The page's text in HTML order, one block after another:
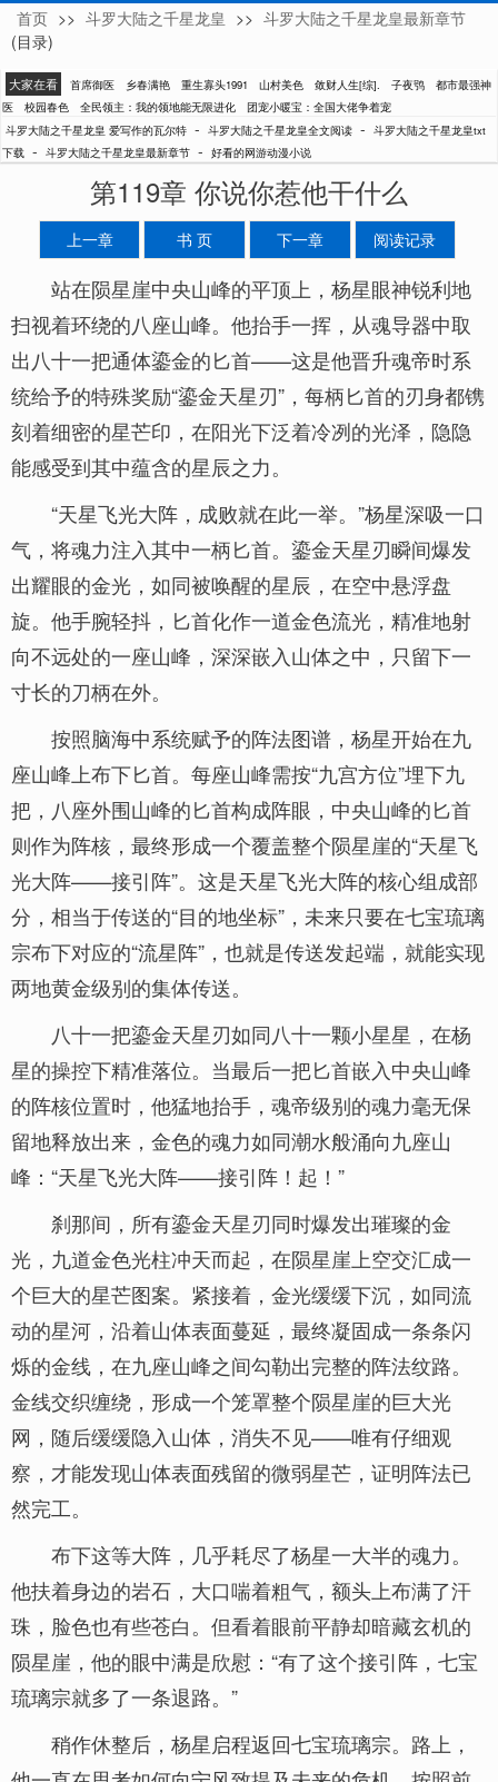
爱写作的瓦尔特
首页 >> 斗罗大陆之千星龙皇 >> 斗罗大陆之千星龙皇最新章节
(目录)
大家在看 首席御医 乡春满艳 重生寡头1991 山村美色 敛财人生[综]. 子夜鸮
都市最强神
医
校园春色 全民领主：我的领地能无限进化
团宠小暖宝：全国大佬争着宠
斗罗大陆之千星龙皇 爱写作的瓦尔特 - 斗罗大陆之千星龙皇全文阅读 - 斗罗大陆之千星龙皇txt
下载 - 斗罗大陆之千星龙皇最新章节 - 好看的网游动漫小说
第119章 你说你惹他干什么
上一章 书 页 下一章 阅读记录
站在陨星崖中央山峰的平顶上，杨星眼神锐利地
扫视着环绕的八座山峰。他抬手一挥，从魂导器中取
出八十一把通体鎏金的匕首——这是他晋升魂帝时系
统给予的特殊奖励“鎏金天星刃”，每柄匕首的刃身都镌
刻着细密的星芒印，在阳光下泛着冷冽的光泽，隐隐
能感受到其中蕴含的星辰之力。
“天星飞光大阵，成败就在此一举。”杨星深吸一口
气，将魂力注入其中一柄匕首。鎏金天星刃瞬间爆发
出耀眼的金光，如同被唤醒的星辰，在空中悬浮盘
旋。他手腕轻抖，匕首化作一道金色流光，精准地射
向不远处的一座山峰，深深嵌入山体之中，只留下一
寸长的刀柄在外。
按照脑海中系统赋予的阵法图谱，杨星开始在九
座山峰上布下匕首。每座山峰需按“九宫方位”埋下九
把，八座外围山峰的匕首构成阵眼，中央山峰的匕首
则作为阵核，最终形成一个覆盖整个陨星崖的“天星飞
光大阵——接引阵”。这是天星飞光大阵的核心组成部
分，相当于传送的“目的地坐标”，未来只要在七宝琉璃
宗布下对应的“流星阵”，也就是传送发起端，就能实现
两地黄金级别的集体传送。
八十一把鎏金天星刃如同八十一颗小星星，在杨
星的操控下精准落位。当最后一把匕首嵌入中央山峰
的阵核位置时，他猛地抬手，魂帝级别的魂力毫无保
留地释放出来，金色的魂力如同潮水般涌向九座山
峰：“天星飞光大阵——接引阵！起！”
刹那间，所有鎏金天星刃同时爆发出璀璨的金
光，九道金色光柱冲天而起，在陨星崖上空交汇成一
个巨大的星芒图案。紧接着，金光缓缓下沉，如同流
动的星河，沿着山体表面蔓延，最终凝固成一条条闪
烁的金线，在九座山峰之间勾勒出完整的阵法纹路。
金线交织缠绕，形成一个笼罩整个陨星崖的巨大光
网，随后缓缓隐入山体，消失不见——唯有仔细观
察，才能发现山体表面残留的微弱星芒，证明阵法已
然完工。
布下这等大阵，几乎耗尽了杨星一大半的魂力。
他扶着身边的岩石，大口喘着粗气，额头上布满了汗
珠，脸色也有些苍白。但看着眼前平静却暗藏玄机的
陨星崖，他的眼中满是欣慰：“有了这个接引阵，七宝
琉璃宗就多了一条退路。”
稍作休整后，杨星启程返回七宝琉璃宗。路上，